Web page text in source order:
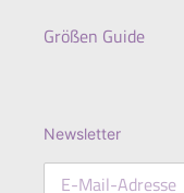
Größen Guide
Newsletter